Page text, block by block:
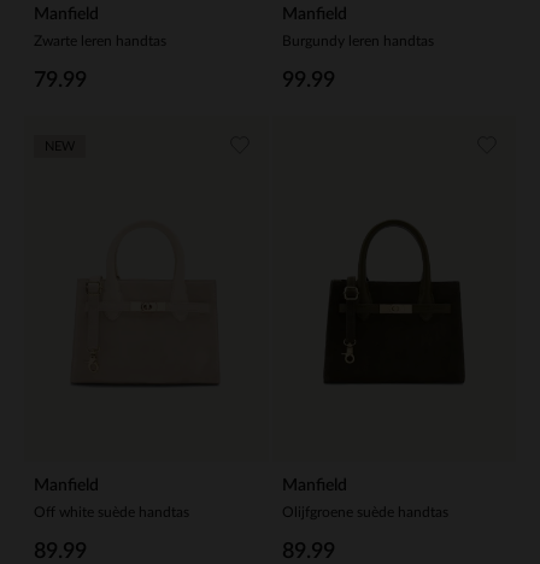
Manfield
Zwarte leren handtas
79.99
Manfield
Burgundy leren handtas
99.99
Manfield
Off white suède handtas
89.99
Manfield
Olijfgroene suède handtas
89.99